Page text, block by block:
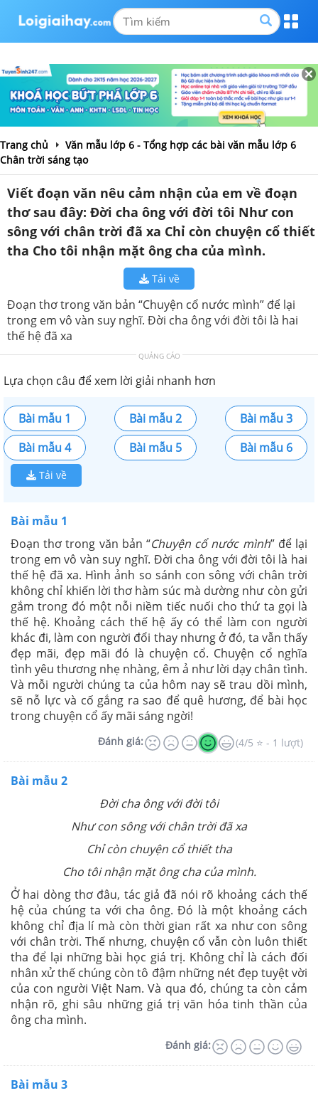
Trang chủ
Văn mẫu lớp 6 - Tổng hợp các bài văn mẫu lớp 6
Chân trời sáng tạo
Viết đoạn văn nêu cảm nhận của em về đoạn
thơ sau đây: Đời cha ông với đời tôi Như con
sông với chân trời đã xa Chỉ còn chuyện cổ thiết
tha Cho tôi nhận mặt ông cha của mình.
Tải về
Đoạn thơ trong văn bản “Chuyện cổ nước mình” để lại
trong em vô vàn suy nghĩ. Đời cha ông với đời tôi là hai
thế hệ đã xa
QUẢNG CÁO
Lựa chọn câu để xem lời giải nhanh hơn
Bài mẫu 1 Bài mẫu 2
Bài mẫu 3
Bài mẫu 4
Bài mẫu 5 Bài mẫu 6
Tải về
Bài mẫu 1
Đoạn thơ trong văn bản “Chuyện cổ nước mình” để lại
trong em vô vàn suy nghĩ. Đời cha ông với đời tôi là hai
thế hệ đã xa. Hình ảnh so sánh con sông với chân trời
không chỉ khiến lời thơ hàm súc mà dường như còn gửi
gắm trong đó một nỗi niềm tiếc nuối cho thứ ta gọi là
thế hệ. Khoảng cách thế hệ ấy có thể làm con người
khác đi, làm con người đổi thay nhưng ở đó, ta vẫn thấy
đẹp mãi, đẹp mãi đó là chuyện cổ. Chuyện cổ nghĩa
tình yêu thương nhẹ nhàng, êm ả như lời dạy chân tình.
Và mỗi người chúng ta của hôm nay sẽ trau dồi mình,
sẽ nỗ lực và cố gắng ra sao để quê hương, để bài học
trong chuyện cổ ấy mãi sáng ngời!
Đánh giá: (4/5 ⭐ - 1 lượt)
Bài mẫu 2
Đời cha ông với đời tôi
Như con sông với chân trời đã xa
Chỉ còn chuyện cổ thiết tha
Cho tôi nhận mặt ông cha của mình.
Ở hai dòng thơ đâu, tác giả đã nói rõ khoảng cách thế
hệ của chúng ta với cha ông. Đó là một khoảng cách
không chỉ địa lí mà còn thời gian rất xa như con sông
với chân trời. Thế nhưng, chuyện cổ vẫn còn luôn thiết
tha để lại những bài học giá trị. Không chỉ là cách đối
nhân xử thế chúng còn tô đậm những nét đẹp tuyệt vời
của con người Việt Nam. Và qua đó, chúng ta còn cảm
nhận rõ, ghi sâu những giá trị văn hóa tinh thần của
ông cha mình.
Đánh giá:
Bài mẫu 3